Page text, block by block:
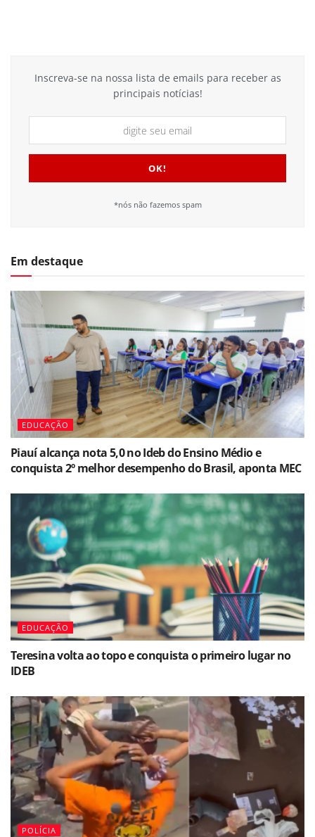
Inscreva-se na nossa lista de emails para receber as
principais notícias!
*nós não fazemos spam
Em destaque
EDUCAÇÃO
Piauí alcança nota 5,0 no Ideb do Ensino Médio e
conquista 2º melhor desempenho do Brasil, aponta MEC
EDUCAÇÃO
Teresina volta ao topo e conquista o primeiro lugar no
IDEB
POLÍCIA